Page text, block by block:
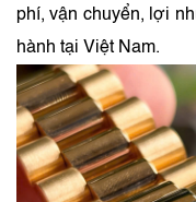
phí, vận chuyển, lợi
hành tại Việt Nam.